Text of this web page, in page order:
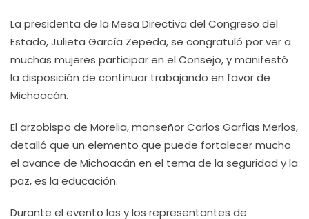
La presidenta de la Mesa Directiva del Congreso del
Estado, Julieta García Zepeda, se congratuló por ver a
muchas mujeres participar en el Consejo, y manifestó
la disposición de continuar trabajando en favor de
Michoacán.
El arzobispo de Morelia, monseñor Carlos Garfias Merlos,
detalló que un elemento que puede fortalecer mucho
el avance de Michoacán en el tema de la seguridad y la
paz, es la educación.
Durante el evento las y los representantes de